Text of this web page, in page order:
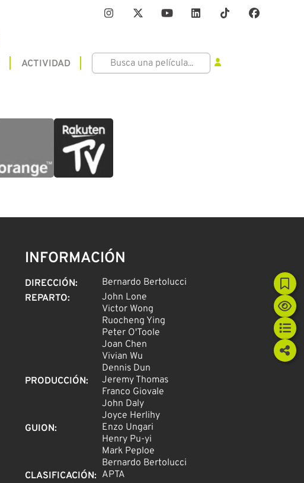
ACTIVIDAD
INFORMACIÓN
DIRECCIÓN:
Bernardo Bertolucci
REPARTO:
John Lone
Victor Wong
Ruocheng Ying
Peter O'Toole
Joan Chen
Vivian Wu
Dennis Dun
PRODUCCIÓN:
Jeremy Thomas
Franco Giovale
John Daly
Joyce Herlihy
GUION:
Enzo Ungari
Henry Pu-yi
Mark Peploe
Bernardo Bertolucci
CLASIFICACIÓN: APTA